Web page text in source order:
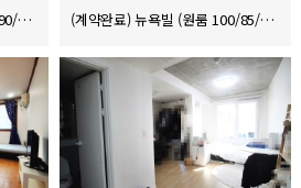
(계약완료) 뉴욕빌 (원룸 150/90/8) (계약완료) 뉴욕빌 (원룸 100/85/8)